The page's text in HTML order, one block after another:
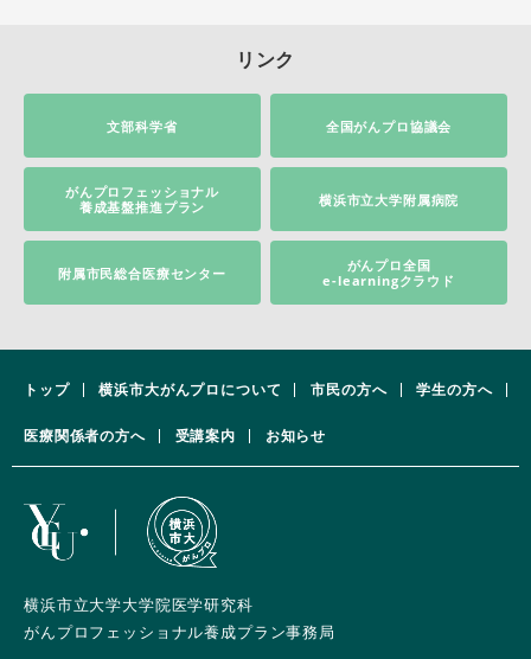
リンク
文部科学省 全国がんプロ協議会
がんプロフェッショナル
養成基盤推進プラン
横浜市立大学附属病院
附属市民総合医療センター
がんプロ全国
e-learningクラウド
トップ 横浜市大がんプロについて 市民の方へ 学生の方へ
医療関係者の方へ 受講案内 お知らせ
横浜市立大学大学院医学研究科
がんプロフェッショナル養成プラン事務局